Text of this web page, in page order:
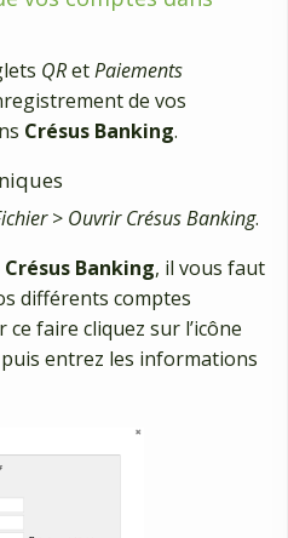
QRetPaiements
de vos
Crésus Banking.
> Ouvrir Crésus Banking.
Crésus Banking, il vous faut
différents comptes
faire cliquez sur l’icône
entrez les informations